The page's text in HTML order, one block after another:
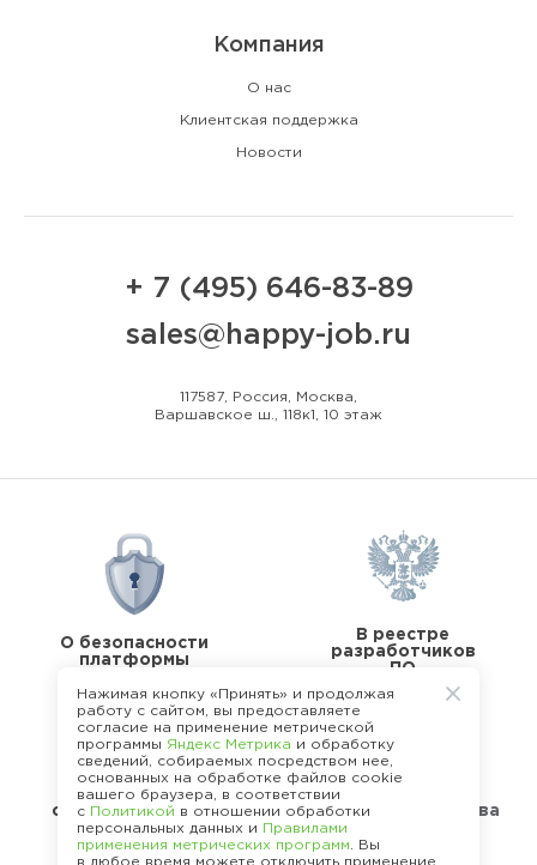
Компания
О нас
Клиентская поддержка
Новости
+ 7 (495) 646-83-89
sales@happy-job.ru
117587, Россия, Москва,
Варшавское ш., 118к1, 10 этаж
О безопасности
платформы
В реестре
разработчиков
ПО
В реестре
операторов перс.
данных
Стандарты качества
Нажимая кнопку «Принять» и продолжая
работу с сайтом, вы предоставляете
согласие на применение метрической
программы Яндекс Метрика и обработку
сведений, собираемых посредством нее,
основанных на обработке файлов cookie
вашего браузера, в соответствии
с Политикой в отношении обработки
персональных данных и
Правилами
применения метрических программ . Вы
в любое время можете отключить применение